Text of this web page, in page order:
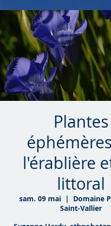
Plantes
l'érablière
littoral
sam. 09 mai
  |
Domaine
Saint-Vallier